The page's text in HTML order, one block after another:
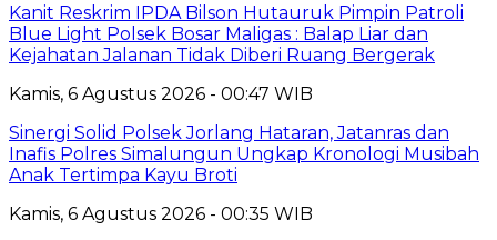
Kanit Reskrim IPDA Bilson Hutauruk Pimpin Patroli
Blue Light Polsek Bosar Maligas : Balap Liar dan
Kejahatan Jalanan Tidak Diberi Ruang Bergerak
Kamis, 6 Agustus 2026 - 00:47 WIB
Sinergi Solid Polsek Jorlang Hataran, Jatanras dan
Inafis Polres Simalungun Ungkap Kronologi Musibah
Anak Tertimpa Kayu Broti
Kamis, 6 Agustus 2026 - 00:35 WIB